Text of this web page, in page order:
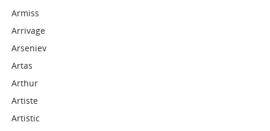
Armiss
Arrivage
Arseniev
Artas
Arthur
Artiste
Artistic